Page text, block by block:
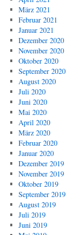
März 2021
Februar 2021
Januar 2021
Dezember 2020
November 2020
Oktober 2020
September 2020
August 2020
Juli 2020
Juni 2020
Mai 2020
April 2020
März 2020
Februar 2020
Januar 2020
Dezember 2019
November 2019
Oktober 2019
September 2019
August 2019
Juli 2019
Juni 2019